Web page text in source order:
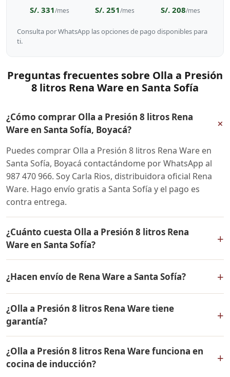
S/. 331/mes S/. 251/mes S/. 208/mes
Consulta por WhatsApp las opciones de pago disponibles para
ti.
Preguntas frecuentes sobre Olla a Presión
8 litros Rena Ware en Santa Sofía
¿Cómo comprar Olla a Presión 8 litros Rena
Ware en Santa Sofía, Boyacá?
+
Puedes comprar Olla a Presión 8 litros Rena Ware en
Santa Sofía, Boyacá contactándome por WhatsApp al
987 470 966. Soy Carla Rios, distribuidora oficial Rena
Ware. Hago envío gratis a Santa Sofía y el pago es
contra entrega.
¿Cuánto cuesta Olla a Presión 8 litros Rena
Ware en Santa Sofía?
+
mismo en todo Colombia. Contáctame por WhatsApp
para conocer el precio actual, promociones disponibles
y facilidades de pago en cuotas desde el 10% de inicial.
¿Hacen envío de Rena Ware a Santa Sofía? +
Ware a Santa Sofía, Boyacá y a todo Colombia. El pago
es contra entrega.
¿Olla a Presión 8 litros Rena Ware tiene
garantía?
+
por vida contra defectos de fabricación. Todos los
productos Rena Ware están fabricados en acero
¿Olla a Presión 8 litros Rena Ware funciona en
cocina de inducción?
+